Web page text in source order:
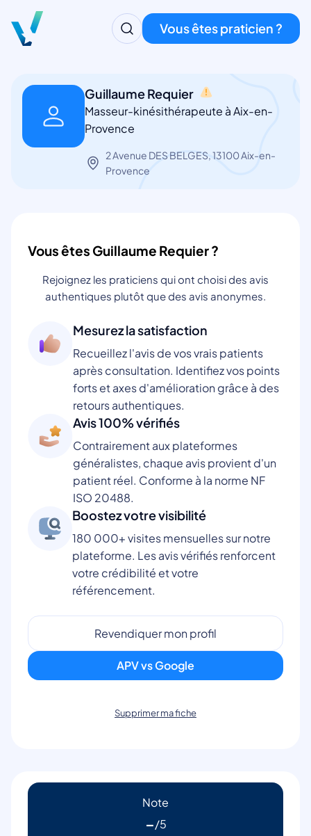
Vous êtes praticien ?
Guillaume Requier
Masseur-kinésithérapeute à Aix-en-
Provence
2 Avenue DES BELGES, 13100 Aix-en-
Provence
Vous êtes Guillaume Requier ?
Rejoignez les praticiens qui ont choisi des avis
authentiques plutôt que des avis anonymes.
Mesurez la satisfaction
Recueillez l'avis de vos vrais patients
après consultation. Identifiez vos points
forts et axes d'amélioration grâce à des
retours authentiques.
Avis 100% vérifiés
Contrairement aux plateformes
généralistes, chaque avis provient d'un
patient réel. Conforme à la norme NF
ISO 20488.
Boostez votre visibilité
180 000+ visites mensuelles sur notre
plateforme. Les avis vérifiés renforcent
votre crédibilité et votre
référencement.
Revendiquer mon profil
APV vs Google
Supprimer ma fiche
Note
-